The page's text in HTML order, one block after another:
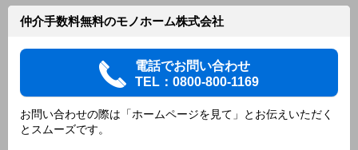
仲介手数料無料のモノホーム株式会社
電話でお問い合わせ
TEL：0800-800-1169
お問い合わせの際は「ホームページを見て」とお伝えいただく
とスムーズです。